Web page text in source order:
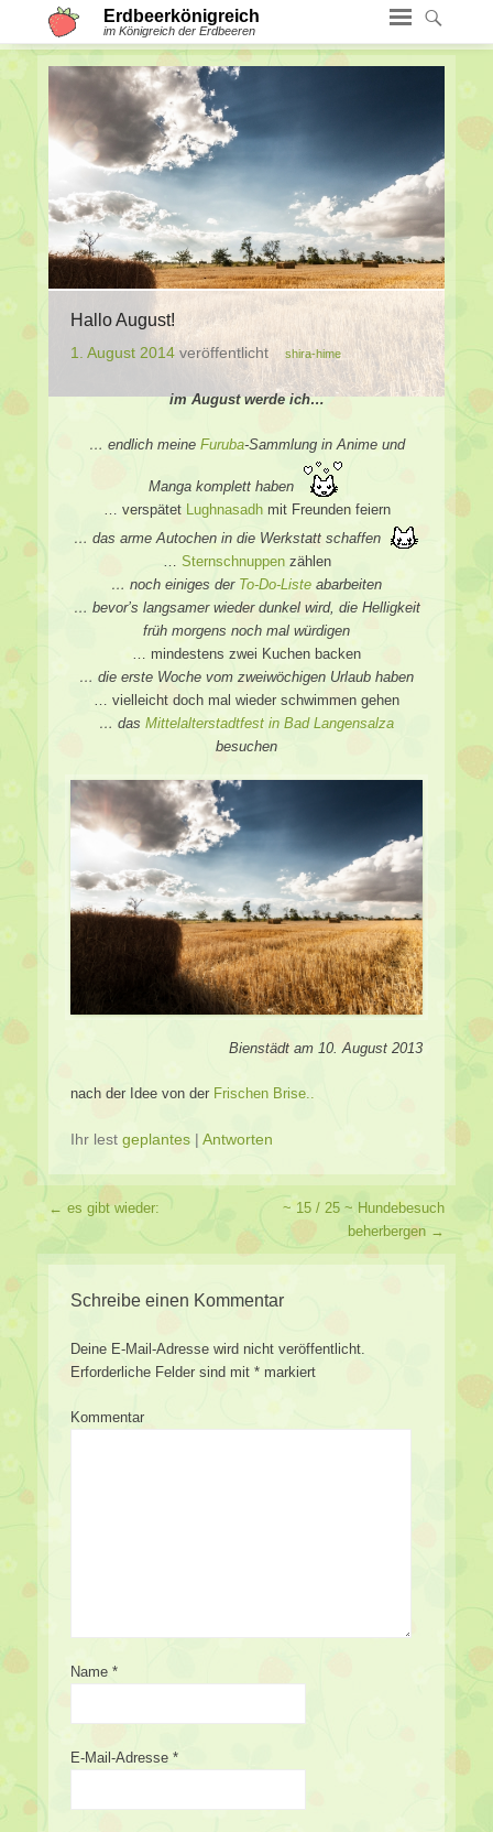
Erdbeerkönigreich
im Königreich der Erdbeeren
Hallo August!
1. August 2014 veröffentlicht shira-hime
im August werde ich…
… endlich meine Furuba-Sammlung in Anime und
Manga komplett haben
… verspätet Lughnasadhmit Freunden feiern
… das arme Autochen in die Werkstatt schaffen
… Sternschnuppenzählen
… noch einiges der To-Do-Liste abarbeiten
… bevor’s langsamer wieder dunkel wird, die Helligkeit
früh morgens noch mal würdigen
… mindestens zwei Kuchen backen
… die erste Woche vom zweiwöchigen Urlaub haben
… vielleicht doch mal wieder schwimmen gehen
… das Mittelalterstadtfest in Bad Langensalza
besuchen
Bienstädt am 10. August 2013
nach der Idee von der Frischen Brise..
Ihr lest geplantes | Antworten
Beitragsverzeichnis
← es gibt wieder:
~ 15 / 25 ~ Hundebesuch
beherbergen →
Schreibe einen Kommentar
Deine E-Mail-Adresse wird nicht veröffentlicht.
Erforderliche Felder sind mit * markiert
Kommentar
Name *
E-Mail-Adresse *